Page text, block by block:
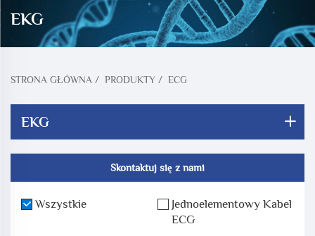
EKG
STRONA GŁÓWNA / PRODUKTY / ECG
EKG
Skontaktuj się z nami
Wszystkie
Jednoelementowy Kabel
ECG